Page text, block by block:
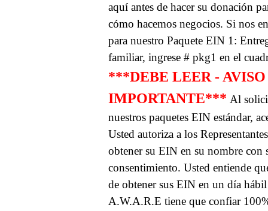
aquí antes de hacer su donación
cómo hacemos negocios. Si nos
para nuestro Paquete EIN 1:
familiar, ingrese # pkg1 en el
***DEBE LEER - AVISO
IMPORTANTE*** Al
nuestros paquetes EIN estándar,
Usted autoriza a los
obtener su EIN en su nombre con
consentimiento. Usted entiende
de obtener sus EIN en un día
A.W.A.R.E tiene que confiar